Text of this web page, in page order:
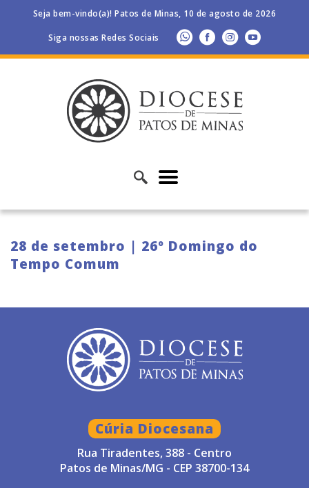
Seja bem-vindo(a)! Patos de Minas, 10 de agosto de 2026
Siga nossas Redes Sociais
28 de setembro | 26º Domingo do
Tempo Comum
Cúria Diocesana
Rua Tiradentes, 388 - Centro
Patos de Minas/MG - CEP 38700-134